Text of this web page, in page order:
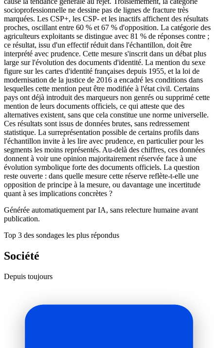
socioprofessionnelle ne dessine pas de lignes de fracture très
marquées. Les CSP+, les CSP- et les inactifs affichent des résultats
proches, oscillant entre 60 % et 67 % d'opposition. La catégorie des
agriculteurs exploitants se distingue avec 81 % de réponses contre ;
ce résultat, issu d'un effectif réduit dans l'échantillon, doit être
interprété avec prudence. Cette mesure s'inscrit dans un débat plus
large sur l'évolution des documents d'identité. La mention du sexe
figure sur les cartes d'identité françaises depuis 1955, et la loi de
modernisation de la justice de 2016 a encadré les conditions dans
lesquelles cette mention peut être modifiée à l'état civil. Certains
pays ont déjà introduit des marqueurs non genrés ou supprimé cette
mention de leurs documents officiels, ce qui atteste que des
alternatives existent, sans que cela constitue une norme universelle.
Ces résultats sont issus de données brutes, sans redressement
statistique. La surreprésentation possible de certains profils dans
l'échantillon invite à les lire avec prudence, en particulier pour les
segments les moins représentés. Au-delà des chiffres, ces données
donnent à voir une opinion majoritairement réservée face à une
évolution symbolique forte des documents officiels. La question
reste ouverte : dans quelle mesure cette réserve reflète-t-elle une
opposition de principe à la mesure, ou davantage une incertitude
quant à ses implications concrètes ?
Générée automatiquement par IA, sans relecture humaine avant
publication.
Top 3 des sondages les plus répondus
Société
Depuis toujours